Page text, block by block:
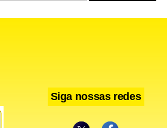
Siga nossas redes